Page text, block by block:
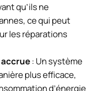
qu’ils ne
ce qui peut
les réparations
: Un système
plus efficace,
d’énergie